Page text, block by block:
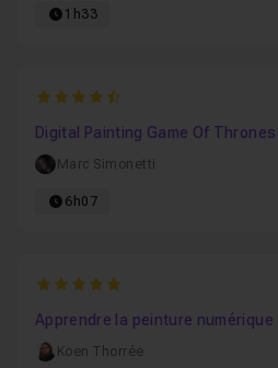
1h33
4.5416666666667
Digital Painting Game Of Thrones
Marc Simonetti
6h07
5
Apprendre la peinture
Koen Thorrée